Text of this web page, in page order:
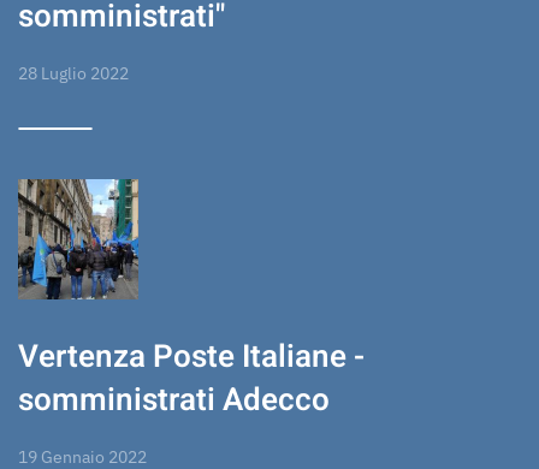
somministrati"
28 Luglio 2022
Vertenza Poste Italiane -
somministrati Adecco
19 Gennaio 2022